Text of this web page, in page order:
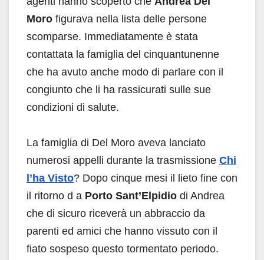
Moro figurava nella lista delle persone
scomparse. Immediatamente è stata
contattata la famiglia del cinquantunenne
che ha avuto anche modo di parlare con il
congiunto che li ha rassicurati sulle sue
condizioni di salute.
La famiglia di Del Moro aveva lanciato
numerosi appelli durante la trasmissione Chi
l’ha Visto? Dopo cinque mesi il lieto fine con
il ritorno d a Porto Sant’Elpidio di Andrea
che di sicuro riceverà un abbraccio da
parenti ed amici che hanno vissuto con il
fiato sospeso questo tormentato periodo.